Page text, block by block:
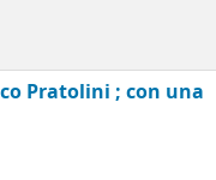
Pratolini ; con una